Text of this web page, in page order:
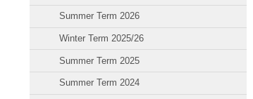
Summer Term 2026
Winter Term 2025/26
Summer Term 2025
Summer Term 2024